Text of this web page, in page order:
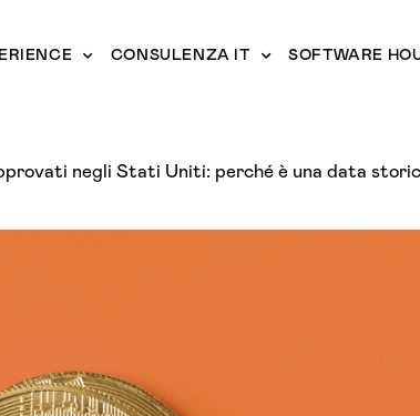
CONSULENZA IT SOFTWARE
negli Stati Uniti: perché è una data